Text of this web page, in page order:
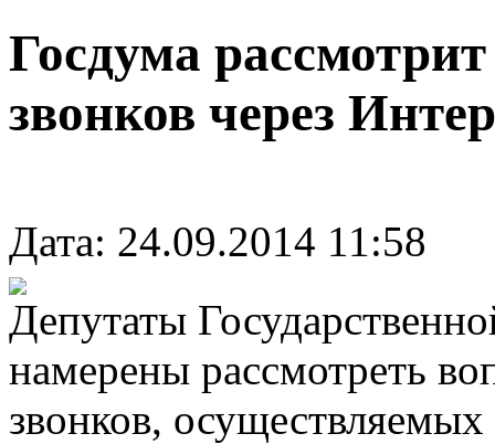
Госдума
звонков через
Дата: 24.09.2014 11:58
Депутаты
намерены рассмотреть
звонков, осуществляемых